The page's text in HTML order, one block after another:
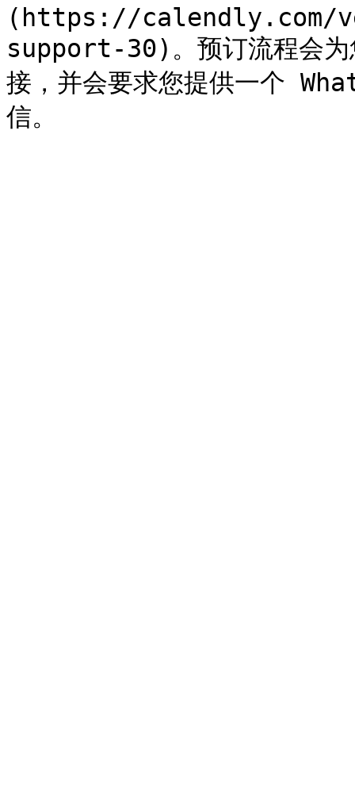
(https://calendly.com/
support-30)。预订流程会为
接，并会要求您提供一个